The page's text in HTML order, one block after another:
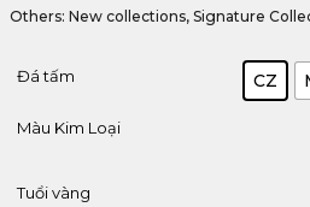
Others: New collections, Signature
Đá tấm CZ
Màu Kim Loại
Tuổi vàng